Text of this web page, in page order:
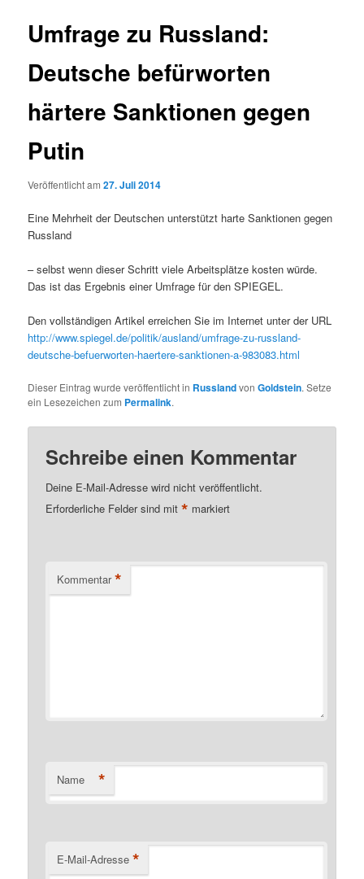
Umfrage zu Russland:
Deutsche befürworten
härtere Sanktionen gegen
Putin
Veröffentlicht am27. Juli 2014
Eine Mehrheit der Deutschen unterstützt harte Sanktionen gegen
Russland
– selbst wenn dieser Schritt viele Arbeitsplätze kosten würde.
Das ist das Ergebnis einer Umfrage für den SPIEGEL.
Den vollständigen Artikel erreichen Sie im Internet unter der URL
http://www.spiegel.de/politik/ausland/umfrage-zu-russland-
deutsche-befuerworten-haertere-sanktionen-a-983083.html
Dieser Eintrag wurde veröffentlicht in RusslandvonGoldstein. Setze
ein Lesezeichen zum Permalink.
Schreibe einen Kommentar
Deine E-Mail-Adresse wird nicht veröffentlicht.
Erforderliche Felder sind mit* markiert
Kommentar *
Name *
E-Mail-Adresse *